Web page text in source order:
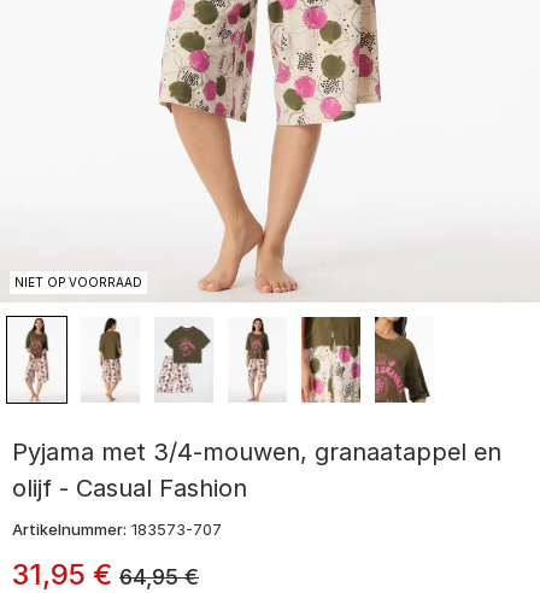
NIET OP VOORRAAD
Pyjama met 3/4-mouwen, granaatappel en
olijf - Casual Fashion
Artikelnummer: 183573-707
31,95 € 64,95€